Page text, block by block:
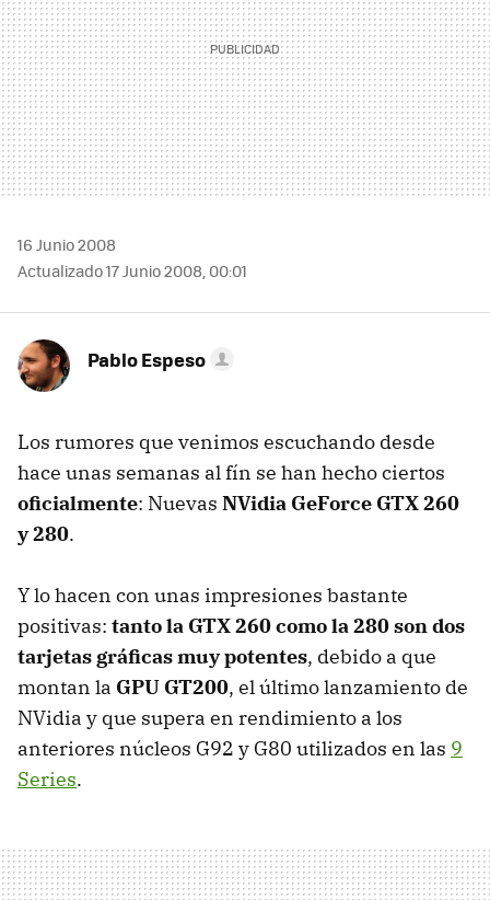
16 Junio 2008
Actualizado 17 Junio 2008, 00:01
Pablo Espeso
Los rumores que venimos escuchando desde
hace unas semanas al fín se han hecho ciertos
oficialmente: Nuevas NVidia GeForce GTX 260
y 280.
Y lo hacen con unas impresiones bastante
positivas: tanto la GTX 260 como la 280 son dos
tarjetas gráficas muy potentes, debido a que
montan la GPU GT200, el último lanzamiento de
NVidia y que supera en rendimiento a los
anteriores núcleos G92 y G80 utilizados en las 9
Series.